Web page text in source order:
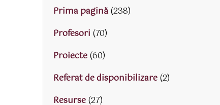
Prima pagină(238)
Profesori (70)
Proiecte(60)
Referat de disponibilizare(2)
Resurse(27)